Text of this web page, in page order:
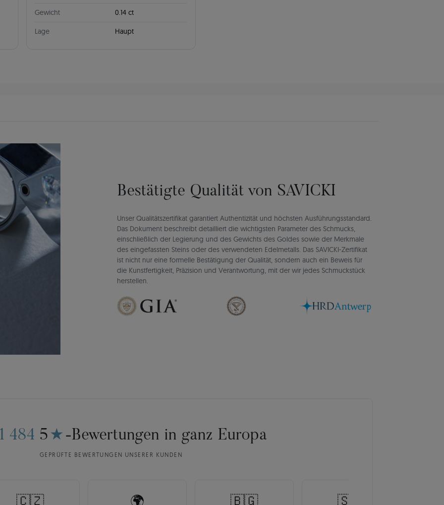
Gewicht 0.14 ct
Lage Haupt
Bestätigte Qualität von SAVICKI
Unser Qualitätszertifikat garantiert Authentizität und höchsten Ausführungsstandard.
Das Dokument beschreibt detailliert die wichtigsten Parameter des Schmucks,
einschließlich der Legierung und des Gewichts des Goldes sowie der Merkmale
des eingefassten Steins oder des verwendeten Edelmetalls. Das SAVICKI-Zertifikat
ist nicht nur eine formelle Bestätigung der Qualität, sondern auch ein Beweis für
die Kunstfertigkeit, Präzision und Verantwortung, mit der wir jedes Schmuckstück
herstellen.
484 5 ★ -Bewertungen in ganz Europa
GEPRÜFTE BEWERTUNGEN UNSERER KUNDEN
🇨🇿 🌍 🇧🇬 🇸🇰